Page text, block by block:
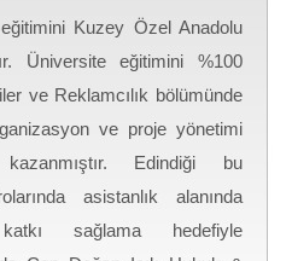
Kuzey Özel Anadolu
Üniversite eğitimini %100
ve Reklamcılık bölümünde
ve proje yönetimi
Edindiği bu
asistanlık alanında
sağlama hedefiyle